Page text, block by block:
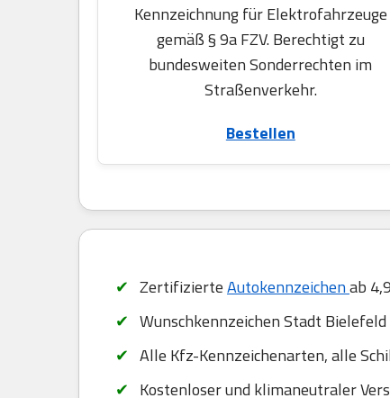
Kennzeichnung für Elektrofahrzeuge
gemäß § 9a FZV. Berechtigt zu
bundesweiten Sonderrechten im
Straßenverkehr.
Bestellen
ZertifizierteAutokennzeichenab
Wunschkennzeichen Stadt
Alle Kfz-Kennzeichenarten, alle
Kostenloser und klimaneutraler